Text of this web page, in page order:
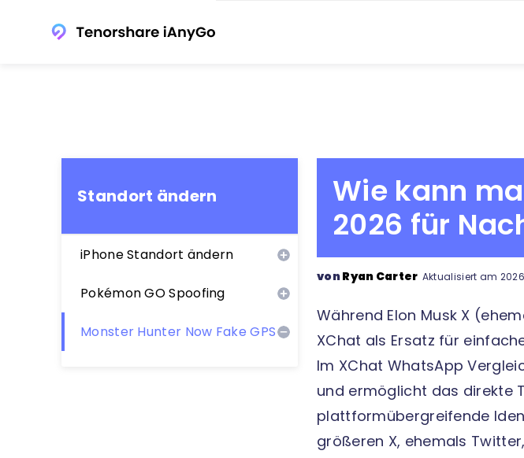
Standort ändern
iPhone Standort ändern
Pokémon GO Spoofing
Monster Hunter Now Fake GPS
Wie kann
2026 für
vonRyan Carter Aktualisiert am
Während Elon Musk X
XChat als Ersatz für
Im XChat WhatsApp
und ermöglicht das direkte
plattformübergreifende
größeren X, ehemals